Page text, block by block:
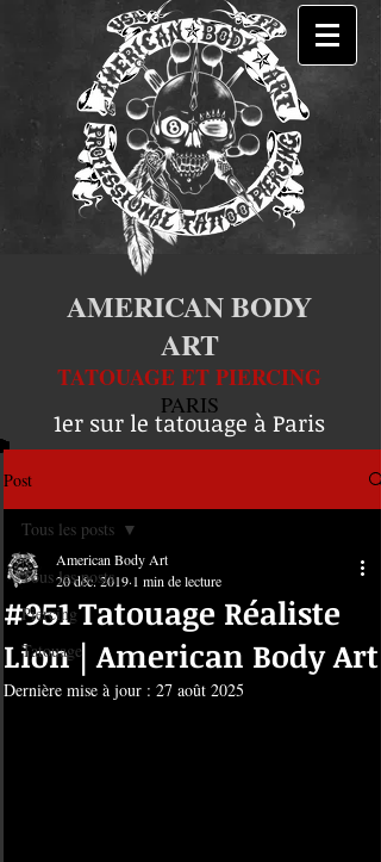
AMERICAN BODY
ART
TATOUAGE ET PIERCING
PARIS
1er sur le tatouage à Paris
Post
Tous les posts
Piercing
Tatouage
Tous les posts
#951 Tatouage Réaliste
Lion | American Body Art
American Body Art
20 déc. 2019 1 min de lecture
Dernière mise à jour : 27 août 2025